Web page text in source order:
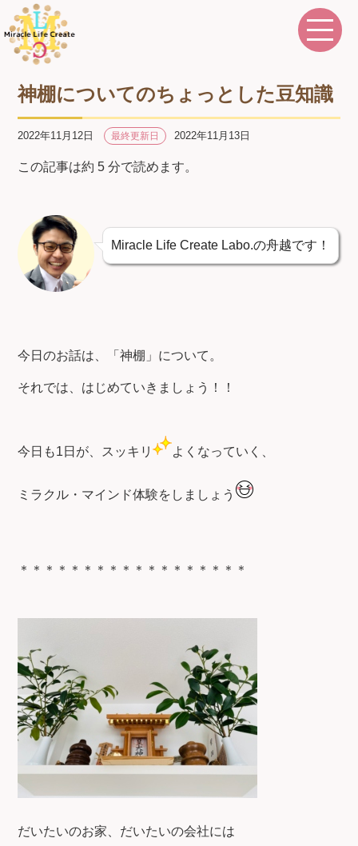
神棚についてのちょっとした豆知識
2022年11月12日 最終更新日 2022年11月13日
この記事は約 5 分で読めます。
Miracle Life Create Labo.の舟越です！
今日のお話は、「神棚」について。
それでは、はじめていきましょう！！
今日も1日が、スッキリ よくなっていく、
ミラクル・マインド体験をしましょう
＊＊＊＊＊＊＊＊＊＊＊＊＊＊＊＊＊＊
だいたいのお家、だいたいの会社には